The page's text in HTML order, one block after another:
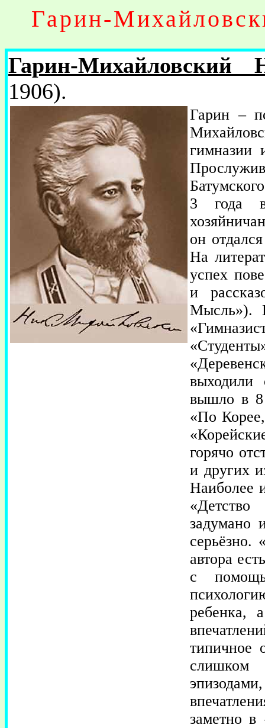
Гарин-
Гарин-Михайловский
1906).
Гарин –
гимназии
3 года
он
На
успех
и
Мысль»).
выходили
вышло в 8
«По
горячо
и других
Наиболее
задумано
серьёзно.
автора
с
ребенка,
типичное
слишком
заметно в